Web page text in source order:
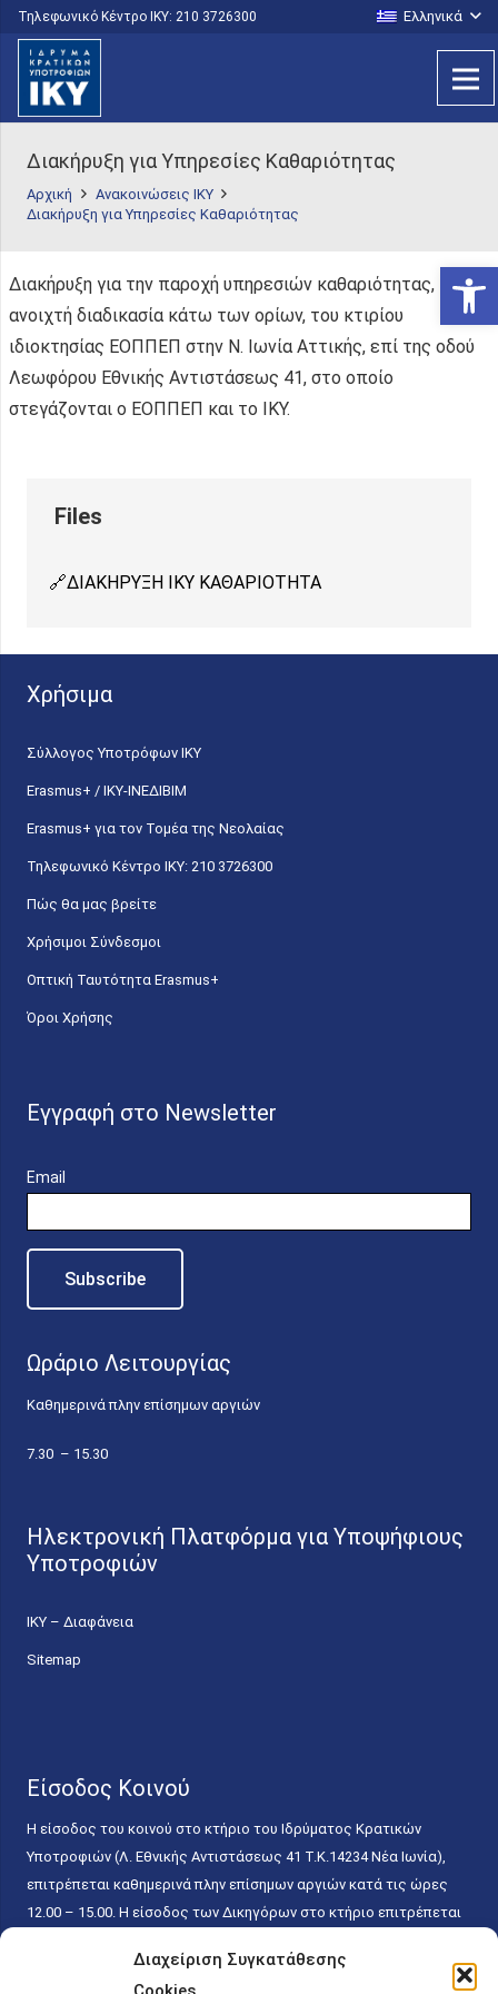
Διαχείριση Συγκατάθεσης
Τηλεφωνικό Κέντρο IKY: 210 3726300 Ελληνικά
Διακήρυξη για Υπηρεσίες Καθαριότητας
Αρχική
Ανακοινώσεις ΙΚΥ
Διακήρυξη για Υπηρεσίες Καθαριότητας
Διακήρυξη για την παροχή υπηρεσιών καθαριότητας,
ανοιχτή διαδικασία κάτω των ορίων, του κτιρίου
ιδιοκτησίας ΕΟΠΠΕΠ στην Ν. Ιωνία Αττικής, επί της οδού
Λεωφόρου Εθνικής Αντιστάσεως 41, στο οποίο
στεγάζονται ο ΕΟΠΠΕΠ και το ΙΚΥ.
ΔΙΑΚΗΡΥΞΗ ΙΚΥ ΚΑΘΑΡΙΟΤΗΤΑ
Χρήσιμα
Σύλλογος Υποτρόφων ΙΚΥ
Erasmus+ / ΙΚΥ-ΙΝΕΔΙΒΙΜ
Erasmus+ για τον Τομέα της Νεολαίας
Τηλεφωνικό Κέντρο IKY: 210 3726300
Πώς θα μας βρείτε
Χρήσιμοι Σύνδεσμοι
Οπτική Ταυτότητα Erasmus+
Όροι Χρήσης
Εγγραφή στο Newsletter
Email
Ωράριο Λειτουργίας
Καθημερινά πλην επίσημων αργιών
7.30 – 15.30
Ηλεκτρονική Πλατφόρμα για Υποψήφιους
Υποτροφιών
ΙΚΥ – Διαφάνεια
Sitemap
Είσοδος Κοινού
Η είσοδος του κοινού στο κτήριο του Ιδρύματος Κρατικών
Υποτροφιών (Λ. Εθνικής Αντιστάσεως 41 T.K.14234 Νέα Ιωνία),
επιτρέπεται καθημερινά πλην επίσημων αργιών κατά τις ώρες
12.00 – 15.00. Η είσοδος των Δικηγόρων στο κτήριο επιτρέπεται
κάθε εργάσιμη ημέρα και ώρα χωρίς κανέναν χρονικό ή άλλο